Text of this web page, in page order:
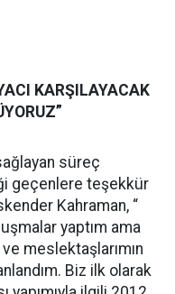
KARŞILAYACAK
süreç
geçenlere teşekkür
Kahraman, “
yaptım ama
meslektaşlarımın
Biz ilk olarak